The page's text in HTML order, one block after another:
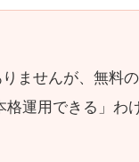
ませんが、無料
運用できる」わ